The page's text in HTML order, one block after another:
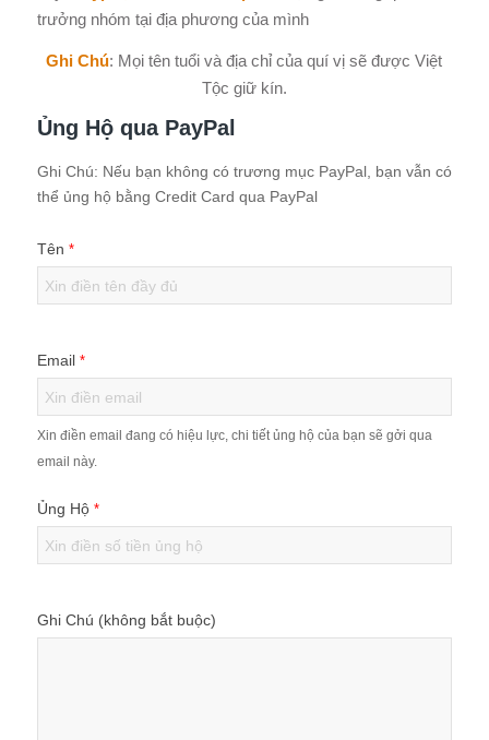
trưởng nhóm tại địa phương của mình
Ghi Chú: Mọi tên tuổi và địa chỉ của quí vị sẽ được Việt
Tộc giữ kín.
Ủng Hộ qua PayPal
Trợ
Biệt
COVID-
19
Ghi Chú: Nếu bạn không có trương mục PayPal, bạn vẫn có
thể ủng hộ bằng Credit Card qua PayPal
Tên *
Email *
Xin điền email đang có hiệu lực, chi tiết ủng hộ của bạn sẽ gởi qua
email này.
Ủng Hộ *
Ghi Chú (không bắt buộc)